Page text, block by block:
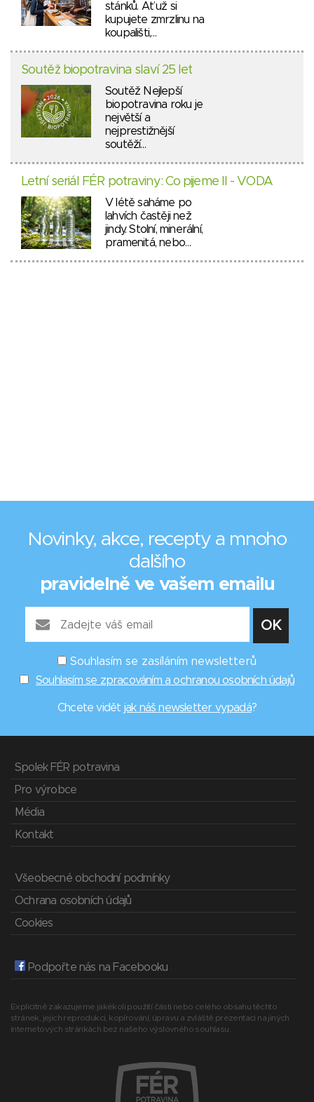
stánků. Ať už si
kupujete zmrzlinu na
koupališti,…
Soutěž biopotravina slaví 25 let
Soutěž Nejlepší
biopotravina roku je
největší a
nejprestižnější
soutěží…
Letní seriál FÉR potraviny: Co pijeme II - VODA
V létě saháme po
lahvích častěji než
jindy. Stolní, minerální,
pramenitá, nebo…
Novinky, akce, recepty a mnoho
dalšího
pravidelně ve vašem emailu
Souhlasím se zasíláním newsletterů
Souhlasím se zpracováním a ochranou osobních údajů
Chcete vidět jak náš newsletter vypadá?
Spolek FÉR potravina
Pro výrobce
Média
Kontakt
Všeobecné obchodní podmínky
Ochrana osobních údajů
Cookies
Podpořte nás na Facebooku
Explicitně zakazujeme jakékoli použití části nebo celého obsahu těchto
stránek, jejich reprodukci, kopírování, úpravu a zvláště prezentaci na jiných
internetových stránkách bez našeho výslovného souhlasu.